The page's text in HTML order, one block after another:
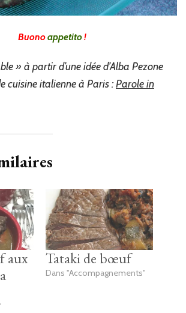
Buonoappetito!
» à partir d’une idée d’Alba Pezone
cuisine italienne à Paris :Parole in
aux
Tataki de bœuf
Dans "Accompagnements"